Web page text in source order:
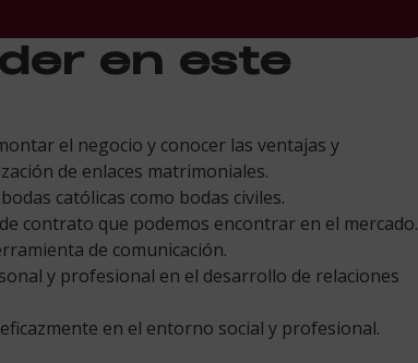
en este
el negocio y conocer las ventajas y
de enlaces matrimoniales.
católicas como bodas civiles.
contrato que podemos encontrar en el mercado.
de comunicación.
y profesional en el desarrollo de relaciones
en el entorno social y profesional.